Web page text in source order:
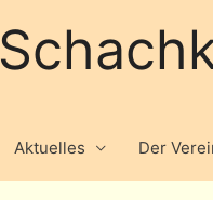
Aktuelles Der